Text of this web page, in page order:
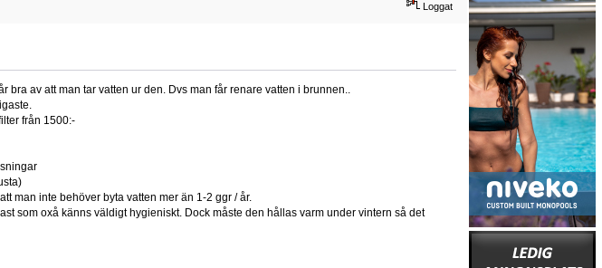
Loggat
bra av att man tar vatten ur den. Dvs man får renare vatten i brunnen..
från 1500:-
man inte behöver byta vatten mer än 1-2 ggr / år.
som oxå känns väldigt hygieniskt. Dock måste den hållas varm under vintern så det